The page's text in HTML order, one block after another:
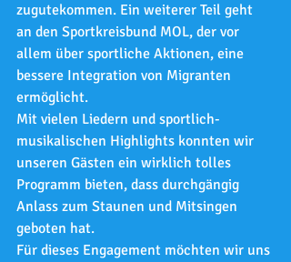
zugutekommen. Ein weiterer Teil geht
an den Sportkreisbund MOL, der vor
allem über sportliche Aktionen, eine
bessere Integration von Migranten
ermöglicht.
Mit vielen Liedern und sportlich-
musikalischen Highlights konnten wir
unseren Gästen ein wirklich tolles
Programm bieten, dass durchgängig
Anlass zum Staunen und Mitsingen
geboten hat.
Für dieses Engagement möchten wir uns